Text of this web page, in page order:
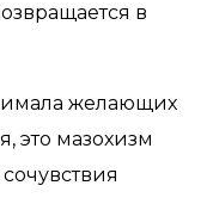
в
желающих
это мазохизм